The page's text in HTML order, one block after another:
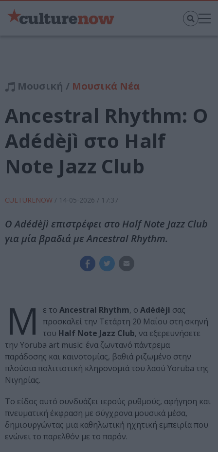
Μουσική / Μουσικά Νέα
Ancestral Rhythm: Ο
Adédèjì στο Half
Note Jazz Club
CULTURENOW / 14-05-2026 / 17:37
Ο Adédèjì επιστρέφει στο Half Note Jazz Club
για μία βραδιά με Ancestral Rhythm.
Μ ε το Ancestral Rhythm, ο Adédèjì σας
προσκαλεί την Τετάρτη 20 Μαΐου στη σκηνή
του Half Note Jazz Club, να εξερευνήσετε
την Yoruba art music: ένα ζωντανό πάντρεμα
παράδοσης και καινοτομίας, βαθιά ριζωμένο στην
πλούσια πολιτιστική κληρονομιά του λαού Yoruba της
Νιγηρίας.
Το είδος αυτό συνδυάζει ιερούς ρυθμούς, αφήγηση και
πνευματική έκφραση με σύγχρονα μουσικά μέσα,
δημιουργώντας μια καθηλωτική ηχητική εμπειρία που
ενώνει το παρελθόν με το παρόν.